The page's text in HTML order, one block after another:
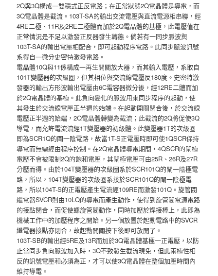
2Q與3Q構成一雙穩式正反電路；在正常狀態2Q電晶體是導電，而
3Q電晶體是截流。103T-SA的輸出交流電壓與直流電源相串聯，經
4RE二極、11R及2RE二極體而加於2Q電晶體的基極，此電壓值在
正常情況是不足以激發正反器發生轉態。倘若有一同步脈波與
103T-SA的輸出電壓相配合，即可起動程序電路。此同步脈波訊號
系得自一微分史密特激發電路。
電晶體10Q與11係構成一再生開關放大器，而其輸入電壓，系取自
101T變壓器的次級圈，但其相位與交流線電壓反180度。史密特激
發器的輸出方形波輸出電壓由6C電容器微分後，經12RE二體而加
於2Q電晶體的基極。此負向變化的脈波用來同步程序的起動，使
其發生於交流線電壓正半週的始端。在起動開關閉合後，於交流線
電壓正半週的始端，2Q電晶體轉變為截流；此截流的2Q將促使3Q
導電，而允許電流流經1T變壓器的初級體。此變壓器1T的次級圈
即為SCR1Q的閘一陰電路，故當1T-S正電壓時即可使1QSCR保持
導電而無需經由程序控制。在2Q電晶體導電期間，4QSCR的閘極
電壓不會被限制2Q的飽和電壓，其閘極電壓可由25R、26R及27R
分壓而得。由於104T變壓器的次級圈系於SCR101Q的閘一陰極電
路，所以，104T變壓器的次級圈系接於SCR101Q的閘一陰極電
路，所以104T-S的正電壓產生電流經109RE而激發101Q。旋管閥
繼電器SVCR則由10LQ的導電而產生動作，使得到旋管閥電源電路
的接點閉合，而促使螺旋管閥動作，同時加壓於焊接棒上，此即為
機械工作中的加壓程序之開始。另一個放置於起動電路中的SVCR
繼電器接點亦閉合，故起動開關按下後即可放開了。
103T-SB的輸出經5RE及13R而加於3Q電晶體基極一正電壓，以防
止當同步負向脈波加入時，3Q不致發生截流現免，但此兩極性相
反的訊號電壓和必須為正，才可以使3Q電晶體在整個加壓時間內
維持導電。